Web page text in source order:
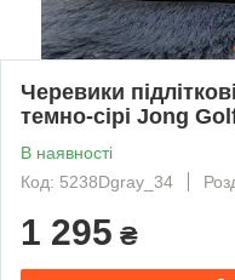
Черевики
темно-сірі Jong
В наявності
Код: 5238Dgray_34
1 295 ₴